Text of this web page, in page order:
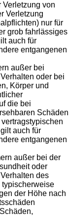
Verletzung von
Verletzung
nur für
grob fahrlässiges
auch für
entgangenen
außer bei
oder bei
Körper und
die bei
Schäden
auch für
entgangenen
außer bei der
oder
des
typischerweise
der Höhe nach